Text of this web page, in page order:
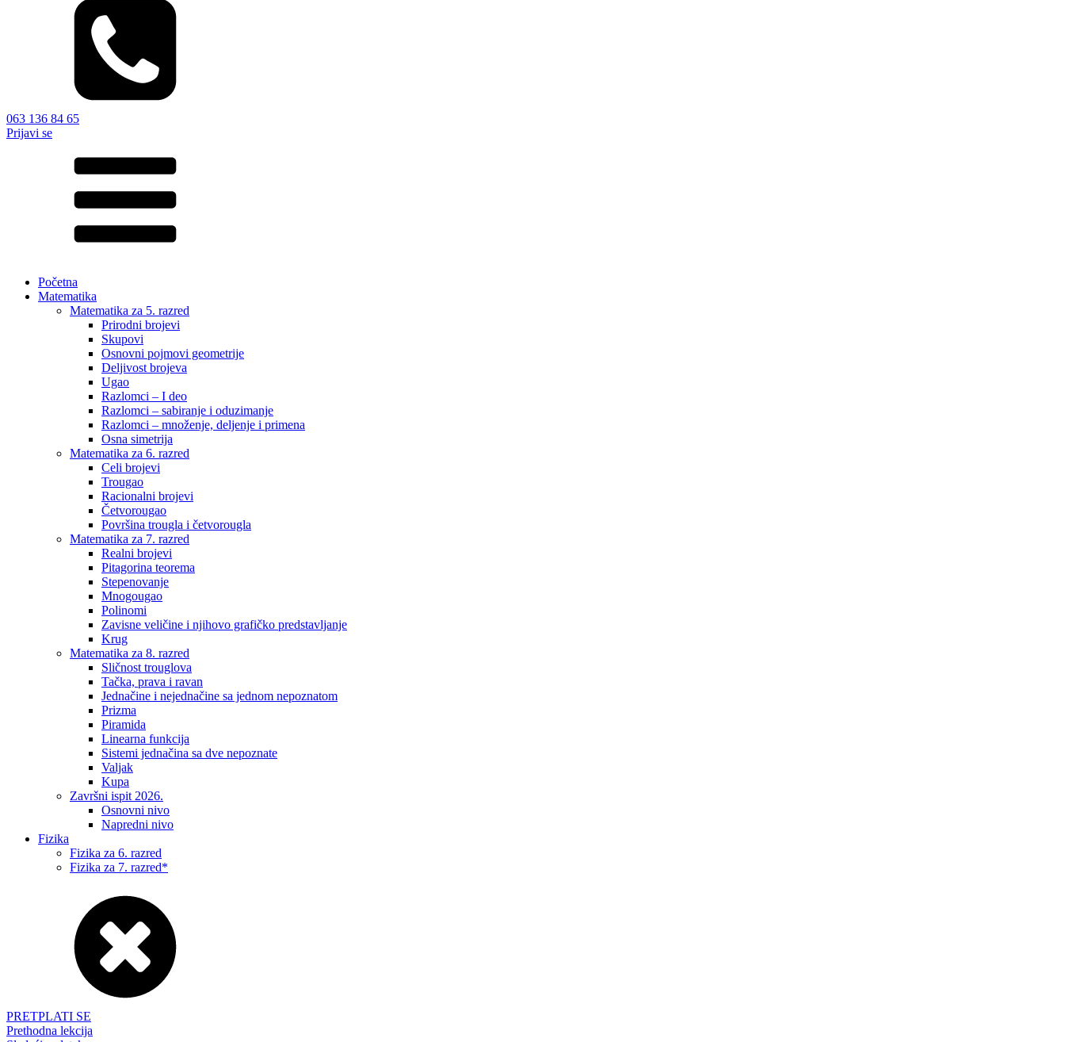
063 136 84 65
Prijavi se
Početna
Matematika
Matematika za 5. razred
Prirodni brojevi
Skupovi
Osnovni pojmovi geometrije
Deljivost brojeva
Ugao
Razlomci – I deo
Razlomci – sabiranje i oduzimanje
Razlomci – množenje, deljenje i primena
Osna simetrija
Matematika za 6. razred
Celi brojevi
Trougao
Racionalni brojevi
Četvorougao
Površina trougla i četvorougla
Matematika za 7. razred
Realni brojevi
Pitagorina teorema
Stepenovanje
Mnogougao
Polinomi
Zavisne veličine i njihovo grafičko predstavljanje
Krug
Matematika za 8. razred
Sličnost trouglova
Tačka, prava i ravan
Jednačine i nejednačine sa jednom nepoznatom
Prizma
Piramida
Linearna funkcija
Sistemi jednačina sa dve nepoznate
Valjak
Kupa
Završni ispit 2026.
Osnovni nivo
Napredni nivo
Fizika
Fizika za 6. razred
Fizika za 7. razred*
PRETPLATI SE
Prethodna lekcija